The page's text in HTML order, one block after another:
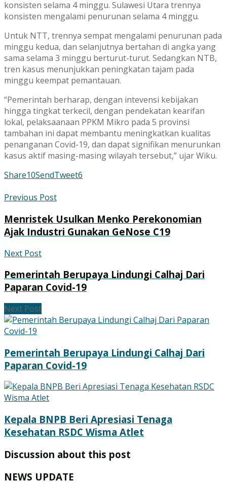
konsisten selama 4 minggu. Sulawesi Utara trennya
konsisten mengalami penurunan selama 4 minggu.
Untuk NTT, trennya sempat mengalami penurunan pada
minggu kedua, dan selanjutnya bertahan di angka yang
sama selama 3 minggu berturut-turut. Sedangkan NTB,
tren kasus menunjukkan peningkatan tajam pada
minggu keempat pemantauan.
“Pemerintah berharap, dengan intevensi kebijakan
hingga tingkat terkecil, dengan pendekatan kearifan
lokal, pelaksaanaan PPKM Mikro pada 5 provinsi
tambahan ini dapat membantu meningkatkan kualitas
penanganan Covid-19, dan dapat signifikan menurunkan
kasus aktif masing-masing wilayah tersebut,” ujar Wiku.
Share10SendTweet6
Previous Post
Menristek Usulkan Menko Perekonomian
Ajak Industri Gunakan GeNose C19
Next Post
Pemerintah Berupaya Lindungi Calhaj Dari
Paparan Covid-19
Next Post
Pemerintah Berupaya Lindungi Calhaj Dari
Paparan Covid-19
Kepala BNPB Beri Apresiasi Tenaga
Kesehatan RSDC Wisma Atlet
Discussion about this post
NEWS UPDATE